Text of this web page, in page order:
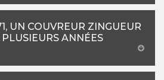
UN COUVREUR ZINGUEUR
ANNÉES